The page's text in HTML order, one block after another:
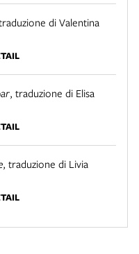
di Valentina
, traduzione di Elisa
, traduzione di Livia